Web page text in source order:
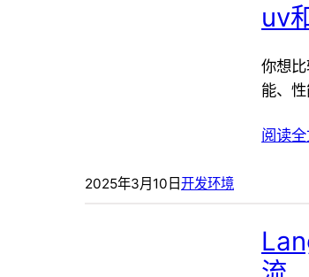
uv
你想
能、
阅读
2025年3月10日开发环境